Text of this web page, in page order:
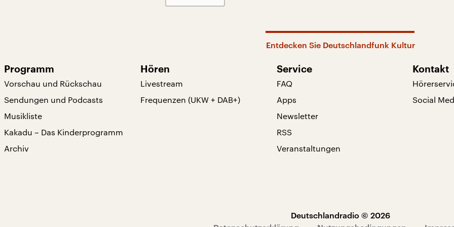
Entdecken Sie Deutschlandfunk Kultur
Programm
Vorschau und Rückschau
Sendungen und Podcasts
Musikliste
Kakadu – Das Kinderprogramm
Archiv
Hören
Livestream
Frequenzen (UKW + DAB+)
Service
FAQ
Apps
Newsletter
RSS
Veranstaltungen
Kontakt
Social
Deutschlandradio © 2026